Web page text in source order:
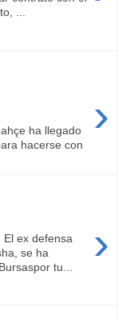
...
›
ha llegado
hacerse con
›
ex defensa
se ha
tu...